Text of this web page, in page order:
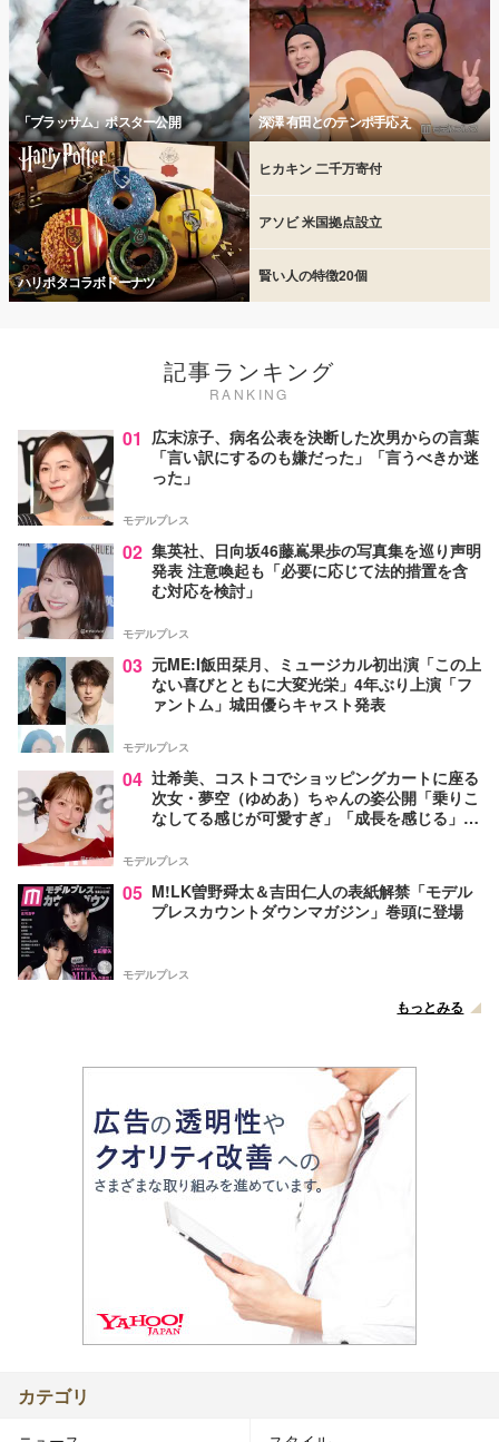
「ブラッサム」ポスター公開 深澤 有田とのテンポ手応え
ハリポタコラボドーナツ
ヒカキン 二千万寄付
アソビ 米国拠点設立
賢い人の特徴20個
記事ランキング
RANKING
01 広末涼子、病名公表を決断した次男からの言葉
「言い訳にするのも嫌だった」「言うべきか迷
った」
モデルプレス
02 集英社、日向坂46藤嶌果歩の写真集を巡り声明
発表 注意喚起も「必要に応じて法的措置を含
む対応を検討」
モデルプレス
03 元ME:I飯田栞月、ミュージカル初出演「この上
ない喜びとともに大変光栄」4年ぶり上演「フ
ァントム」城田優らキャスト発表
モデルプレス
04 辻希美、コストコでショッピングカートに座る
次女・夢空（ゆめあ）ちゃんの姿公開「乗りこ
なしてる感じが可愛すぎ」「成長を感じる」の
モデルプレス
05 M!LK曽野舜太＆吉田仁人の表紙解禁「モデル
プレスカウントダウンマガジン」巻頭に登場
モデルプレス
もっとみる
カテゴリ